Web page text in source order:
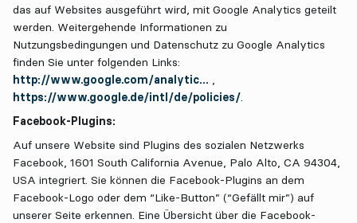
das auf Websites ausgeführt wird, mit Google Analytics geteilt
werden. Weitergehende Informationen zu
Nutzungsbedingungen und Datenschutz zu Google Analytics
finden Sie unter folgenden Links:
http://www.google.com/analytic... ,
https://www.google.de/intl/de/policies/.
Facebook-Plugins:
Auf unsere Website sind Plugins des sozialen Netzwerks
Facebook, 1601 South California Avenue, Palo Alto, CA 94304,
USA integriert. Sie können die Facebook-Plugins an dem
Facebook-Logo oder dem “Like-Button” (“Gefällt mir”) auf
unserer Seite erkennen. Eine Übersicht über die Facebook-